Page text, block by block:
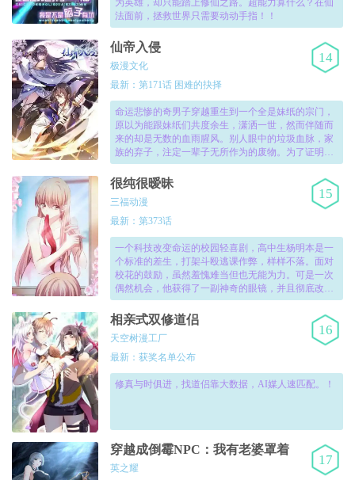
法面前，拯救世界只需要动动手指！！
仙帝入侵
极漫文化
最新：第171话 困难的抉择
14
命运悲惨的奇男子穿越重生到一个全是妹纸的宗门，
原以为能跟妹纸们共度余生，潇洒一世，然而伴随而
来的却是无数的血雨腥风。别人眼中的垃圾血脉，家
族的弃子，注定一辈子无所作为的废物。为了证明自
己，拿回失去的东西，守护所爱之人，他踏上了一条
遍布荆棘的道路……星移斗转，万物归一，一代极品
仙帝终至，他伫立于大陆之巅，成为了数万年来最耀
眼的存在！展开！
很纯很暧昧
三福动漫
最新：第373话
15
一个科技改变命运的校园轻喜剧，高中生杨明本是一
个标准的差生，打架斗殴逃课作弊，样样不落。面对
校花的鼓励，虽然羞愧难当但也无能为力。可是一次
偶然机会，他获得了一副神奇的眼镜，并且彻底改变
了他的未来！【QQ粉丝①群553057049⑤群748550731
③群72577114】！
相亲式双修道侣
天空树漫工厂
最新：获奖名单公布
16
修真与时俱进，找道侣靠大数据，AI媒人速匹配。！
穿越成倒霉NPC：我有老婆罩着
英之耀
17